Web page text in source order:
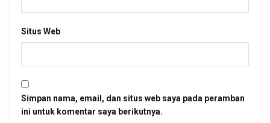
Situs Web
Simpan nama, email, dan situs web saya pada peramban
ini untuk komentar saya berikutnya.